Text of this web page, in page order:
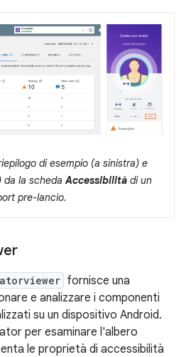
di esempio (a sinistra) e
da la schedaAccessibilitàdi un
pre-lancio.
fornisce una
e analizzare i componenti
su un dispositivo Android.
per esaminare l'albero
le proprietà di accessibilità